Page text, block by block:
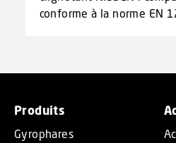
conforme à la norme EN
Produits
Gyrophares